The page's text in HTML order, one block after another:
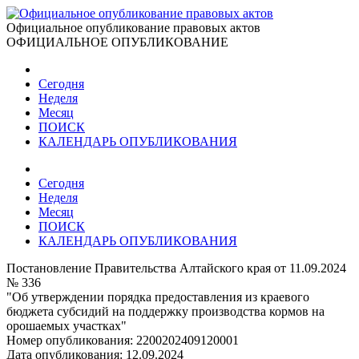
Официальное опубликование правовых актов
ОФИЦИАЛЬНОЕ ОПУБЛИКОВАНИЕ
Сегодня
Неделя
Месяц
ПОИСК
КАЛЕНДАРЬ ОПУБЛИКОВАНИЯ
Сегодня
Неделя
Месяц
ПОИСК
КАЛЕНДАРЬ ОПУБЛИКОВАНИЯ
Постановление Правительства Алтайского края от 11.09.2024
№ 336
"Об утверждении порядка предоставления из краевого
бюджета субсидий на поддержку производства кормов на
орошаемых участках"
Номер опубликования: 2200202409120001
Дата опубликования: 12.09.2024